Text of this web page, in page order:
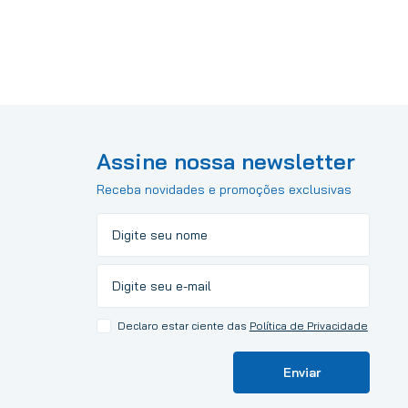
Assine nossa newsletter
Receba novidades e promoções exclusivas
Declaro estar ciente das Política de Privacidade
Enviar